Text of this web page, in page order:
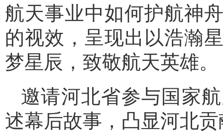
航天事业中如何护航神
的视效，呈现出以浩瀚
梦星辰，致敬航天英雄。
邀请河北省参与国家
述幕后故事，凸显河北